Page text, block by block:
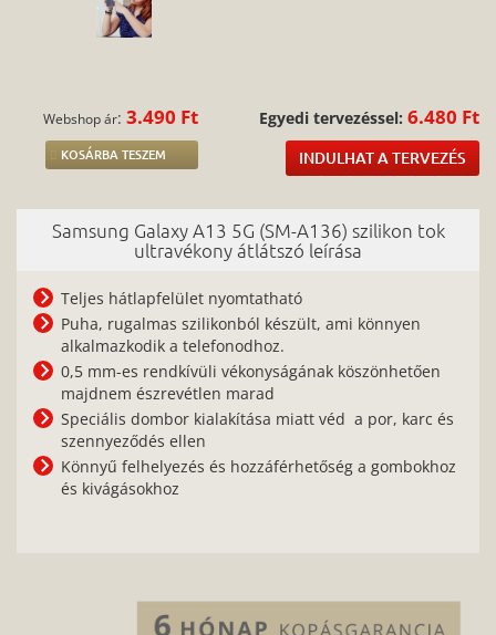
Webshop ár:3.490 Ft
KOSÁRBA TESZEM
Egyedi tervezéssel: 6.480 Ft
INDULHAT A TERVEZÉS
Samsung Galaxy A13 5G (SM-A136) szilikon tok
ultravékony átlátszó leírása
Teljes hátlapfelület nyomtatható
Puha, rugalmas szilikonból készült, ami könnyen
alkalmazkodik a telefonodhoz.
0,5 mm-es rendkívüli vékonyságának köszönhetően
majdnem észrevétlen marad
Speciális dombor kialakítása miatt véd a por, karc és
szennyeződés ellen
Könnyű felhelyezés és hozzáférhetőség a gombokhoz
és kivágásokhoz